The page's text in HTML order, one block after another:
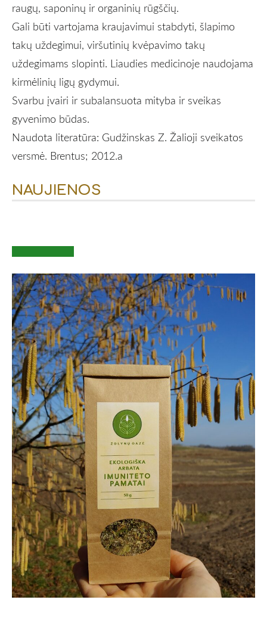
NAUJIENOS
raugų, saponinų ir organinių rūgščių.
Gali būti vartojama kraujavimui stabdyti, šlapimo
takų uždegimui, viršutinių kvėpavimo takų
uždegimams slopinti. Liaudies medicinoje naudojama
kirmėlinių ligų gydymui.
Svarbu įvairi ir subalansuota mityba ir sveikas
gyvenimo būdas.
Naudota literatūra: Gudžinskas Z. Žalioji sveikatos
versmė. Brentus; 2012.a